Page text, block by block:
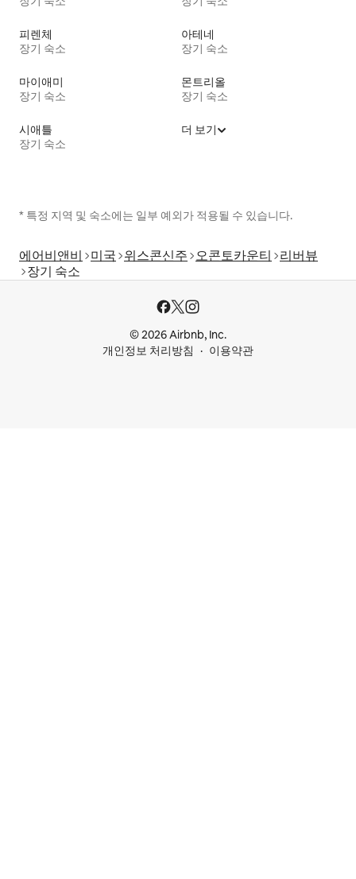
피렌체
장기 숙소
아테네
장기 숙소
마이애미
장기 숙소
몬트리올
장기 숙소
시애틀
장기 숙소
더 보기
* 특정 지역 및 숙소에는 일부 예외가 적용될 수 있습니다.
에어비앤비 미국 위스콘신주 오콘토카운티
리버뷰
장기 숙소
© 2026 Airbnb, Inc.
개인정보 처리방침
이용약관